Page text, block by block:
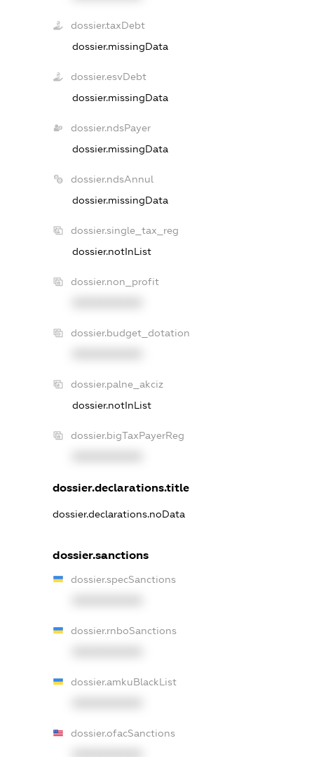
dossier.taxDebt
dossier.missingData
dossier.esvDebt
dossier.missingData
dossier.ndsPayer
dossier.missingData
dossier.ndsAnnul
dossier.missingData
dossier.single_tax_reg
dossier.notInList
dossier.non_profit
dossier.budget_dotation
dossier.palne_akciz
dossier.notInList
dossier.bigTaxPayerReg
dossier.declarations.title
dossier.declarations.noData
dossier.sanctions
dossier.specSanctions
dossier.rnboSanctions
dossier.amkuBlackList
dossier.ofacSanctions